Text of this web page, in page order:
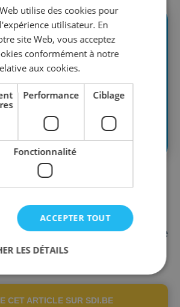
novembre 2024 - Le Black
Fédération Patronale
SDI dénonce les
des actions de marketing de
un peu...
CET ARTICLE SUR SDI.BE
utilise des cookies pour
utilisateur. En
site Web, vous acceptez
conformément à notre
aux cookies.
Performance Ciblage
Fonctionnalité
ACCEPTER TOUT
LES DÉTAILS